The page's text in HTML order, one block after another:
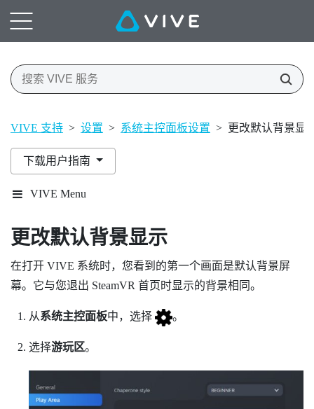
VIVE 支持 > 设置 > 系统主控面板设置 > 更改默认背景显
下载用户指南
VIVE Menu
更改默认背景显示
在打开 VIVE 系统时，您看到的第一个画面是默认背景屏
幕。它与您退出 SteamVR 首页时显示的背景相同。
从系统主控面板中，选择 。
选择游玩区。